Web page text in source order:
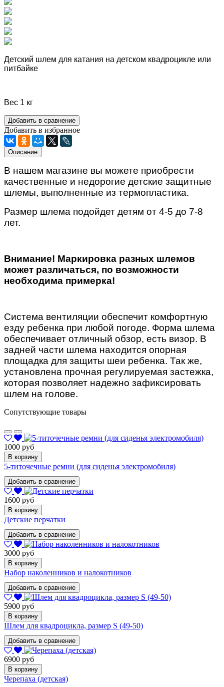
Детский шлем для катания на детском квадроцикле или
питбайке
Вес 1 кг
Добавить в сравнение
Добавить в избранное
Описание
В нашем магазине вы можете приобрести
качественные и недорогие детские защитные
шлемы, выполненные из термопластика.
Размер шлема подойдет детям от 4-5 до 7-8
лет.
Внимание! Маркировка разных шлемов
может различаться, по возможности
необходима примерка!
Система вентиляции обеспечит комфортную
езду ребенка при любой погоде. Форма шлема
обеспечивает отличный обзор, есть визор. В
задней части шлема находится опорная
площадка для защиты шеи ребенка. Так же,
установлена прочная регулируемая застежка,
которая позволяет надежно зафиксировать
шлем на голове.
Сопутствующие товары
1000 руб
В корзину
5-титочечные ремни (для сиденья электромобиля)
Добавить в сравнение
1600 руб
В корзину
Детские перчатки
Добавить в сравнение
3000 руб
В корзину
Набор наколенников и налокотников
Добавить в сравнение
5900 руб
В корзину
Шлем для квадроцикла, размер S (49-50)
Добавить в сравнение
6900 руб
В корзину
Черепаха (детская)